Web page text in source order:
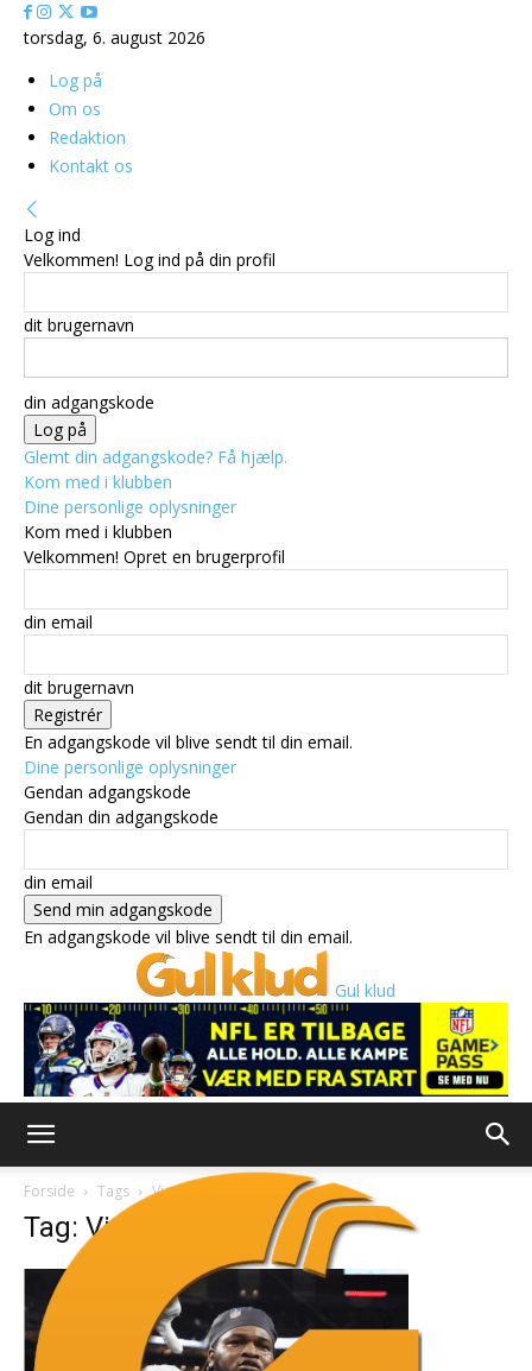
torsdag, 6. august 2026
Log på
Om os
Redaktion
Kontakt os
Log ind
Velkommen! Log ind på din profil
dit brugernavn
din adgangskode
Glemt din adgangskode? Få hjælp.
Kom med i klubben
Dine personlige oplysninger
Kom med i klubben
Velkommen! Opret en brugerprofil
din email
dit brugernavn
En adgangskode vil blive sendt til din email.
Dine personlige oplysninger
Gendan adgangskode
Gendan din adgangskode
din email
En adgangskode vil blive sendt til din email.
Gul klud
Forside Tags Vic Fangio
Tag: Vic Fangio